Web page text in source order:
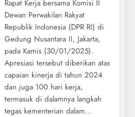
Rapat Kerja bersama Komisi II
Dewan Perwakilan Rakyat
Republik Indonesia (DPR RI) di
Gedung Nusantara II, Jakarta,
pada Kamis (30/01/2025).
Apresiasi tersebut diberikan atas
capaian kinerja di tahun 2024
dan juga 100 hari kerja,
termasuk di dalamnya langkah
tegas kementerian dalam…